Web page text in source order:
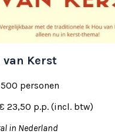
van Kerst
500 personen
23,50 p.p. (incl. btw)
in Nederland